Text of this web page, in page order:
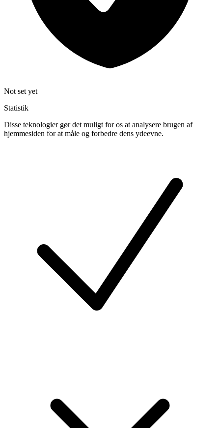
Not set yet
Statistik
Disse teknologier gør det muligt for os at analysere brugen af
hjemmesiden for at måle og forbedre dens ydeevne.